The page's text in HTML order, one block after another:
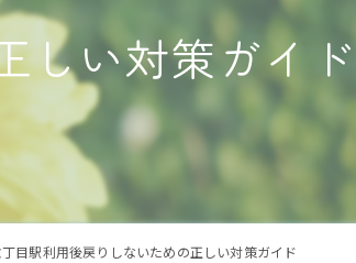
スピース
しい対策ガイド
目駅利用後戻りしないための正しい対策ガイド